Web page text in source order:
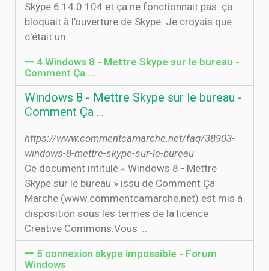
Skype 6.14.0.104 et ça ne fonctionnait pas. ça
bloquait à l'ouverture de Skype. Je croyais que
c'était un
4 Windows 8 - Mettre Skype sur le bureau -
Comment Ça …
Windows 8 - Mettre Skype sur le bureau -
Comment Ça …
https://www.commentcamarche.net/faq/38903-
windows-8-mettre-skype-sur-le-bureau
Ce document intitulé « Windows 8 - Mettre
Skype sur le bureau » issu de Comment Ça
Marche (www.commentcamarche.net) est mis à
disposition sous les termes de la licence
Creative Commons.Vous ...
5 connexion skype impossible - Forum
Windows